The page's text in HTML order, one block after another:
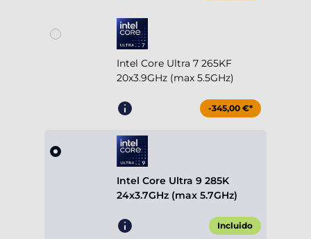
Intel Core Ultra 7 265KF
20x3.9GHz (max 5.5GHz)
-345,00 €*
Intel Core Ultra 9 285K
24x3.7GHz (max 5.7GHz)
Incluido